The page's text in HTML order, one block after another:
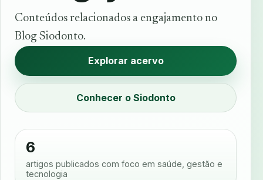
Conteúdos relacionados a engajamento no
Blog Siodonto.
Explorar acervo
Conhecer o Siodonto
6
artigos publicados com foco em saúde, gestão e
tecnologia